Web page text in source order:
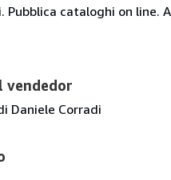
cataloghi on line.
vendedor
Daniele Corradi